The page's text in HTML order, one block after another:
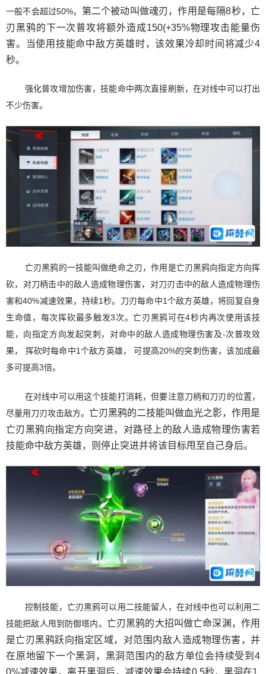
一般不会超过50%， 第二个被动叫做魂刃，作用是每隔8秒，亡
刃黑鸦的下一次普攻将额外造成150(+35%物理攻击能量伤
害。当使用技能命中敌方英雄时，该效果冷却时间将减少4
秒。
强化普攻增加伤害，技能命中两次直接刷新，在对线中可以打出
不少伤害。
亡刃黑鸦的一技能叫做绝命之刃，作用是亡刃黑鸦向指定方向挥
砍，对刀柄击中的敌人造成物理伤害，对刀刃击中的敌人造成物理伤
害和40%减速效果，持续1秒。刀刃每命中1个敌方英雄，将回复自身
生命值，每次挥砍最多触发3次。亡刃黑鸦可在4秒内再次使用该技
能，向指定方向发起突刺，对命中的敌人造成物理伤害及-次普攻效
果， 挥砍时每命中1个敌方英雄， 可提高20%的突刺伤害，该加成最
多可提高3倍。
在对线中可以用这个技能打消耗，但要注意刀柄和刀刃的位置，
尽量用刀刃攻击敌方。 亡刃黑鸦的二技能叫做血光之影，作用是
亡刃黑鸦向指定方向突进，对路径上的敌人造成物理伤害若
技能命中敌方英雄，则停止突进并将该目标甩至自己身后。
控制技能，亡刃黑鸦可以用二技能留人，在对线中也可以利用二
技能把敌人甩到防御塔内。 亡刃黑鸦的大招叫做亡命深渊，作用
是亡刃黑鸦跃向指定区域，对范围内敌人造成物理伤害，并
在原地留下一个黑洞，黑洞范围内的敌方单位会持续受到4
0%减速效果，离开黑洞后，减速效果会持续0.5秒，黑洞在1.